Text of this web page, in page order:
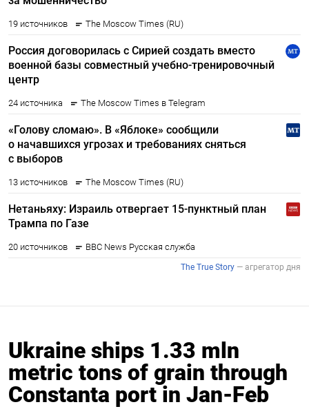
Ukraine ships 1.33 mln
metric tons of grain through
Constanta port in Jan-Feb